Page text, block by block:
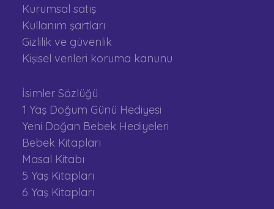
Kurumsal satış
Kullanım şartları
Gizlilik ve güvenlik
Kişisel verileri koruma kanunu
İsimler Sözlüğü
1 Yaş Doğum Günü Hediyesi
Yeni Doğan Bebek Hediyeleri
Bebek Kitapları
Masal Kitabı
5 Yaş Kitapları
6 Yaş Kitapları